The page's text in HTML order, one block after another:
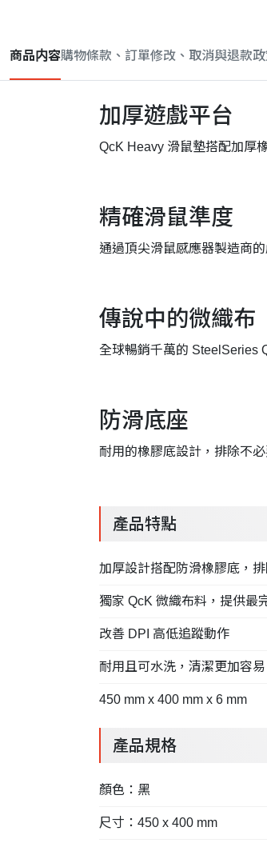
商品内容購物條款、訂單修改、取消與退款政
加厚遊戲平台
QcK Heavy 滑鼠墊搭配加厚
精確滑鼠準度
通過頂尖滑鼠感應器製造商
傳說中的微織布
全球暢銷千萬的 SteelSeries
防滑底座
耐用的橡膠底設計，排除不
產品特點
加厚設計搭配防滑橡膠底，
獨家 QcK 微織布料，提供最
改善 DPI 高低追蹤動作
耐用且可水洗，清潔更加容易
450 mm x 400 mm x 6 mm
產品規格
顏色：黑
尺寸：450 x 400 mm